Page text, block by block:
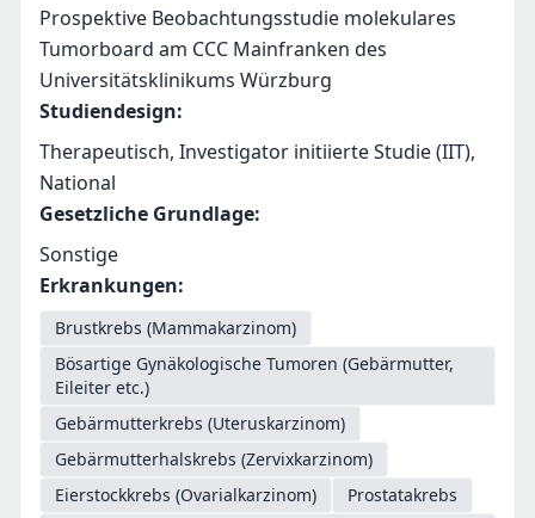
Prospektive Beobachtungsstudie molekulares
Tumorboard am CCC Mainfranken des
Universitätsklinikums Würzburg
Studiendesign:
Therapeutisch, Investigator initiierte Studie (IIT),
National
Gesetzliche Grundlage:
Sonstige
Erkrankungen:
Brustkrebs (Mammakarzinom)
Bösartige Gynäkologische Tumoren (Gebärmutter,
Eileiter etc.)
Gebärmutterkrebs (Uteruskarzinom)
Gebärmutterhalskrebs (Zervixkarzinom)
Eierstockkrebs (Ovarialkarzinom)
Prostatakrebs